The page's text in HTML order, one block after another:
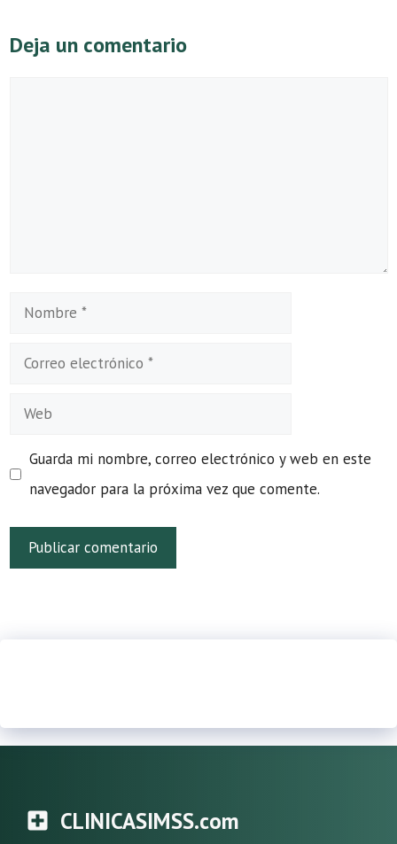
Deja un comentario
Nombre
Correo
Web
Guarda mi nombre, correo electrónico y web en este
navegador para la próxima vez que comente.
CLINICASIMSS.com